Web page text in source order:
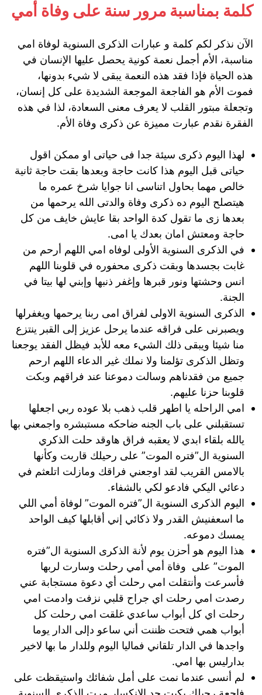
كلمة بمناسبة مرور سنة على وفاة أمي
الآن نذكر لكم كلمة و عبارات الذكرى السنوية لوفاة امي
مناسبة، الأم أجمل نعمة كونية يحصل عليها الإنسان في
هذه الحياة فإذا فقد هذه النعمة يبقى لا شيء بدونها،
فموت الأم هو الفاجعة الموجعة الشديدة على كل إنسان،
وتجعلة مبتور القلب لا يعرف معنى السعادة، لذا في هذه
الفقرة نقدم عبارت مميزة عن ذكرى وفاة الأم.
لهذا اليوم ذكرى سيئة جدا فى حياتى او ممكن اقول
حياتى قبل اليوم هذا كانت حاجة وبعدها بقت حاجة ثانية
خالص مهما بحاول اتناسى انا جوايا شرخ عمره ما
هيتصلح اليوم ده ذكرى وفاة والدتى الله يرحمها من
بعدها زى ما تقول كدة الواحد بقا عايش خايف من كل
حاجة ومعتش امان بعدك يا امى.
في الذكرى السنوية الأولى لوفاه امي اللهم أرحم من
غابت بجسدها وبقت ذكرى محفوره في قلوبنا اللهم
انس وحشتها ونور قبرها وإغفر ذنبها وإبني لها بيتا في
الجنة.
الذكرى السنوية الاولى لفراق امى ربنا يرحمها ويغفرلها
ويصبرنى على فراقه عندما يرحل عزيز إلى القبر ينتزع
منا شيئا ويبقى ذلك الشيء معه للأبد فيظل الفقد يوجعنا
وتظل الذكرى تؤلمنا ولا نملك غير الدعاء اللهم ارحم
جميع من فقدناهم وسالت دموعنا عند فراقهم وبكت
قلوبنا حزنا عليهم.
امي الراحله يا اطهر قلب ذهب بلا عوده ربي اجعلها
تستقبلني على باب الجنه ضاحكه مستبشره واجمعني بها
يالله بلقاء ابدي لا يعقبه فراق هاوقد حلت الذكري
السنوية ال”فتره الموت” على رحيلك قاربت وكأنها
بالامس القريب لقد اوجعني فراقك ومازلت اتلعثم في
دعائي اليكي فادعو لكي بالشفاء.
اليوم الذكرى السنوية ال”فتره الموت” لوفاة أمي اللي
ما اسعفنيش القدر ولا ذكائي إني أقابلها كيف الواحد
يمسك دموعه.
هذا اليوم هو أحزن يوم لأنة الذكرى السنوية ال”فتره
الموت” على وفاة أمي أمي رحلت وسارت لربها
فأسرعت وأنتقلت امي رحلت أي دعوة مستجابة عني
رصدت امي رحلت اي جراح قلبي نزفت وادمت امي
رحلت اي كل أبواب ساعدي غلقت امي رحلت كل
أبواب همي فتحت ظننت أني ساعو دإلى الدار يوما
واجدها في الدار تلقاني فماليا اليوم وللدار ما بها لاخير
بدارليس بها امي.
لم أنسى عندما نمت على أمل شفائك واستيقظت على